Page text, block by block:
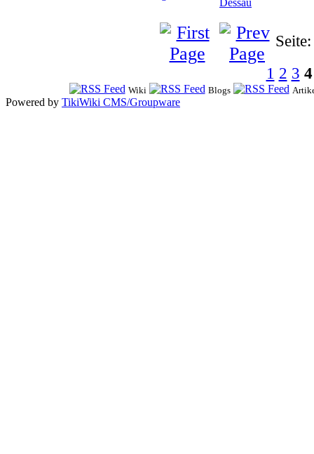
1 2 3 4
Wiki Blogs
Powered by TikiWiki CMS/Groupware